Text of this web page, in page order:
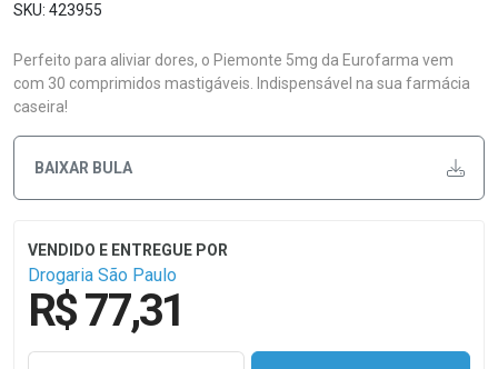
423955
Perfeito para aliviar dores, o Piemonte 5mg da Eurofarma vem
com 30 comprimidos mastigáveis. Indispensável na sua farmácia
caseira!
BAIXAR BULA
Drogaria São Paulo
R$ 77,31